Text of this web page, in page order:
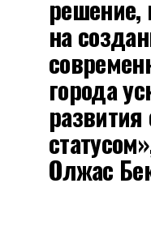
решение,
на
города
Олжас